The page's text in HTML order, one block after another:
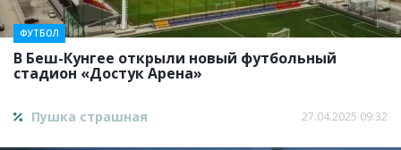
В Беш-Кунгее открыли новый футбольный
стадион «Достук Арена»
ФУТБОЛ
Пушка страшная 27.04.2025 09:32